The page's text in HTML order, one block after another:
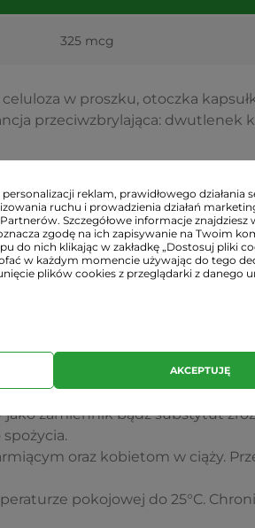
325 mcg
w proszku, otoczka
przeciwzbrylająca: dwutlenek
nie napisano inaczej w ofercie.
e-mailowo lub
zamiennik bądź substytut
oraz kobietom w ciąży.
pokojowej do 25°C.
reklam, prawidłowego działania
ruchu i prowadzienia działań
Szczegółowe informacje znajdziesz
zgodę na ich zapisywanie na Twoim
do nich klikając w zakładkę „Dostosuj pliki
w każdym momencie używając do tego
plików cookies z przeglądarki z danego
AKCEPTUJĘ